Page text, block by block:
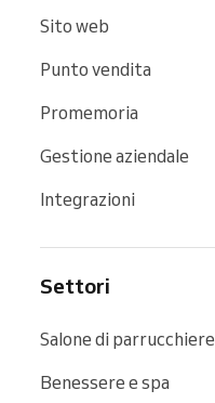
Sito web
Punto vendita
Promemoria
Gestione aziendale
Integrazioni
Settori
Salone di parrucchiere
Benessere e spa